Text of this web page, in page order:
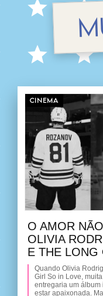
CINEMA
O AMOR
OLIVIA
E THE LONG
Quando Olivia
Girl So in Love,
entregaria um
estar apaixonada.